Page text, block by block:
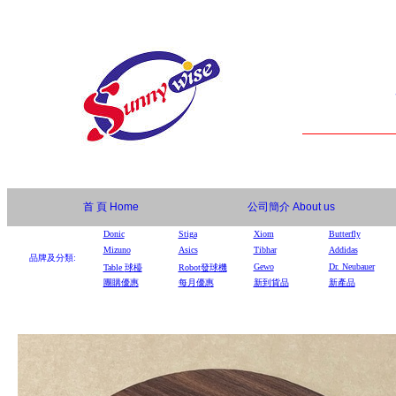
首 頁 Home 公司簡介 About us
品牌及分類:
Donic Stiga Xiom
Butterfly
Mizuno
Asics Tibhar
Addidas
Table 球檯 Robot發球機 Gewo
Dr. Neubauer
團購優惠
每月優惠 新到貨品 新產品